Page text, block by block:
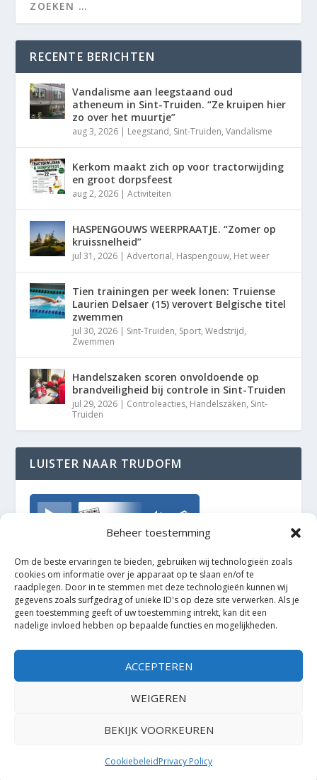
Beheer toestemming
Om de beste ervaringen te bieden, gebruiken wij technologieën zoals
cookies om informatie over je apparaat op te slaan en/of te
raadplegen. Door in te stemmen met deze technologieën kunnen wij
gegevens zoals surfgedrag of unieke ID's op deze site verwerken. Als je
geen toestemming geeft of uw toestemming intrekt, kan dit een
nadelige invloed hebben op bepaalde functies en mogelijkheden.
ACCEPTEREN
WEIGEREN
BEKIJK VOORKEUREN
CookiebeleidPrivacy Policy
RECENTE BERICHTEN
Vandalisme aan leegstaand oud
atheneum in Sint-Truiden. “Ze kruipen hier
zo over het muurtje”
aug 3, 2026 | Leegstand, Sint-Truiden,Vandalisme
Kerkom maakt zich op voor tractorwijding
en groot dorpsfeest
aug 2, 2026 |Activiteiten
HASPENGOUWS WEERPRAATJE. “Zomer op
kruissnelheid”
jul 31, 2026 |Advertorial, Haspengouw, Het weer
Tien trainingen per week lonen: Truiense
Laurien Delsaer (15) verovert Belgische titel
zwemmen
jul 30, 2026 | Sint-Truiden, Sport,Wedstrijd,
Zwemmen
Handelszaken scoren onvoldoende op
brandveiligheid bij controle in Sint-Truiden
jul 29, 2026 | Controleacties, Handelszaken, Sint-
Truiden
LUISTER NAAR TRUDOFM
TrudoFM
Elegant Themes| Mogelijk gemaakt door